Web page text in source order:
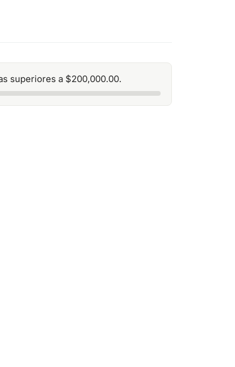
superiores a $200,000.00.